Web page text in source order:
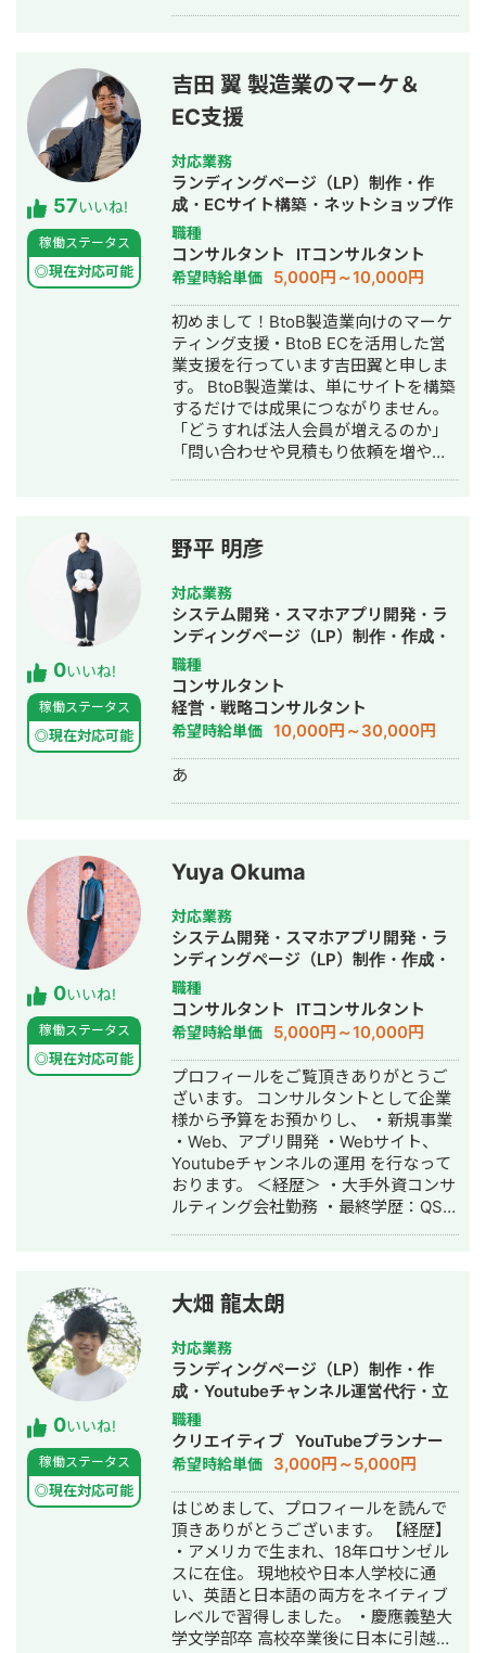
した。SEO対策においては、ゼロから
立ち上げた新規サイトをニッチ市場で
サービスキーワード検索1位に導き、月
した実績があります。 エンジニア知識
を持ったSEOディレクターとして、大
量のページを作成するようないわゆる
データベース型のサイトの構築も得意
です。 競合が対応しきれないような細
かいキーワードまで対策して、お問合
せにつなげる戦略でお客様の売上に貢
献します。 少し珍しいキャリアの特徴
として、Fリーグ（フットサル日本トッ
プリーグ）のエスポラーダ北海道、バ
サジィ大分でプロ選手として活動しな
がらWeb制作の経験を積んできました
（バサジィ大分在籍時は完全プロ契約
のため1年間休職）。 アスリートとし
ての経験で培った「やると決めたら徹
底的にやり抜く」精神で、お客様のプ
57いいね!
稼働ステータス
◎現在対応可能
吉田 翼 製造業のマーケ＆
EC支援
対応業務
ランディングページ（LP）制作・作
成・ECサイト構築・ネットショップ作
成代行・SEO対策・新規事業立上・記
事作成代行・ライティング・ホームペ
ージ制作・作成・リスティング広告運
用代行・オウンドメディア制作・構
築・運用代行・営業代行・AI活用
職種
コンサルタント ITコンサルタント
希望時給単価 5,000円～10,000円
初めまして！BtoB製造業向けのマーケ
ティング支援・BtoB ECを活用した営
業支援を行っています吉田翼と申しま
す。 BtoB製造業は、単にサイトを構築
するだけでは成果につながりません。
「どうすれば法人会員が増えるのか」
「問い合わせや見積もり依頼を増やせ
います。 支援内容としては、SEO・コ
ンテンツマーケティング、LP制作、広
告運用、メルマガ施策、ホワイトペー
パー制作、会員登録導線の改善など幅
広く対応しておりますが、特定の施策
ありきではありません。 企業様の商材
や営業体制、ターゲット顧客、競合状
況を踏まえ、「今取り組むべき施策は
何か」という視点から、最適なマーケ
ティング戦略をご提案いたします。
「BtoB ECを立ち上げたものの、思う
ように成果が出ていない」 「営業活動
をもっと効率化したい」 「ECを新たな
業の成長をご支援いたします。お気軽
にご相談ください。
0いいね!
稼働ステータス
◎現在対応可能
野平 明彦
対応業務
システム開発・スマホアプリ開発・ラ
ンディングページ（LP）制作・作成・
ECサイト構築・ネットショップ作成代
行・新規事業立上・SNS運用代行・ホ
ームページ制作・作成・AI活用
職種
コンサルタント
経営・戦略コンサルタント
希望時給単価 10,000円～30,000円
あ
0いいね!
稼働ステータス
◎現在対応可能
Yuya Okuma
対応業務
システム開発・スマホアプリ開発・ラ
ンディングページ（LP）制作・作成・
Youtubeチャンネル運営代行・立ち上
げ・ECサイト構築・ネットショップ作
成代行・SEO対策・新規事業立上・記
事作成代行・ライティング・翻訳・ホ
ームページ制作・作成・リスティング
広告運用代行・オウンドメディア制
作・構築・運用代行・動画制作・動画
編集
職種
コンサルタント ITコンサルタント
希望時給単価 5,000円～10,000円
プロフィールをご覧頂きありがとうご
ざいます。 コンサルタントとして企業
様から予算をお預かりし、 ・新規事業
・Web、アプリ開発 ・Webサイト、
Youtubeチャンネルの運用 を行なって
おります。 ＜経歴＞ ・大手外資コンサ
ルティング会社勤務 ・最終学歴：QS世
国優勝・シリコンバレー短期研修参加
・2018年：メッセージアプリ開発会社
にて、SE兼PMとして従事 ・2019年：
有名大手インターンシップ10社以上参
加（サイバーエージェント、チームラ
ボ、PwC、デロイトなど）
0いいね!
稼働ステータス
◎現在対応可能
大畑 龍太朗
対応業務
ランディングページ（LP）制作・作
成・Youtubeチャンネル運営代行・立
ち上げ・ECサイト構築・ネットショッ
プ作成代行・SEO対策・SNS運用代
行・記事作成代行・ライティング・翻
訳・ホームページ制作・作成・オウン
ドメディア制作・構築・運用代行・動
画制作・動画編集
職種
クリエイティブ YouTubeプランナー
希望時給単価 3,000円～5,000円
はじめまして、プロフィールを読んで
頂きありがとうございます。 【経歴】
・アメリカで生まれ、18年ロサンゼル
スに在住。 現地校や日本人学校に通
い、英語と日本語の両方をネイティブ
レベルで習得しました。 ・慶應義塾大
学文学部卒 高校卒業後に日本に引越